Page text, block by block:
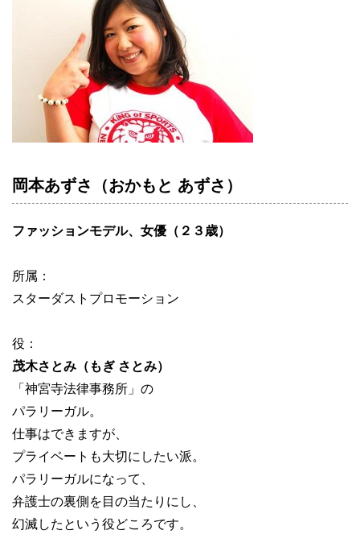
岡本あずさ（おかもと あずさ）
ファッションモデル、女優（２３歳）
所属：
スターダストプロモーション
役：
茂木さとみ（もぎ さとみ）
「神宮寺法律事務所」の
パラリーガル。
仕事はできますが、
プライベートも大切にしたい派。
パラリーガルになって、
弁護士の裏側を目の当たりにし、
幻滅したという役どころです。